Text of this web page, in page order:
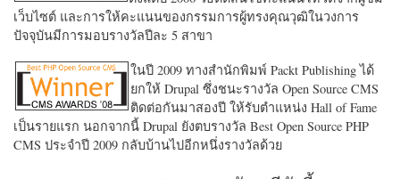
เว็บไซต์ และการให้คะแนนของกรรมการผู้ทรงคุณวุฒิในวงการ
ปัจจุบันมีการมอบรางวัลปีละ 5 สาขา
ในปี 2009 ทางสำนักพิมพ์ Packt Publishing ได้
ยกให้ Drupal ซึ่งชนะรางวัล Open Source CMS
ติดต่อกันมาสองปี ให้รับตำแหน่ง Hall of Fame
เป็นรายแรก นอกจากนี้ Drupal ยังตบรางวัล Best Open Source PHP
CMS ประจำปี 2009 กลับบ้านไปอีกหนึ่งรางวัลด้วย